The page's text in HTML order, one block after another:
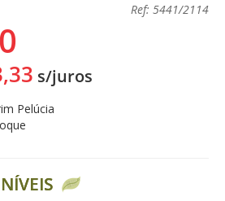
Ref: 5441/2114
s/juros
Pelúcia